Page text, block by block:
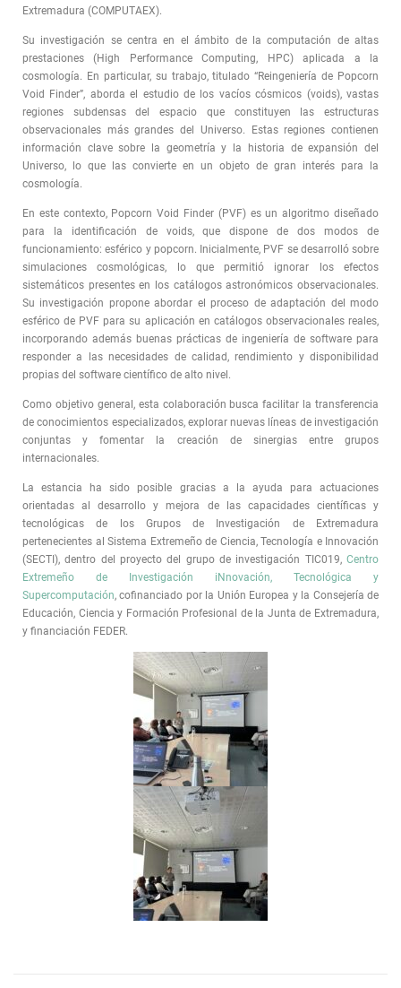
Extremadura (COMPUTAEX).
Su investigación se centra en el ámbito de la computación de altas
prestaciones (High Performance Computing, HPC) aplicada a la
cosmología. En particular, su trabajo, titulado “Reingeniería de Popcorn
Void Finder”, aborda el estudio de los vacíos cósmicos (voids), vastas
regiones subdensas del espacio que constituyen las estructuras
observacionales más grandes del Universo. Estas regiones contienen
información clave sobre la geometría y la historia de expansión del
Universo, lo que las convierte en un objeto de gran interés para la
cosmología.
En este contexto, Popcorn Void Finder (PVF) es un algoritmo diseñado
para la identificación de voids, que dispone de dos modos de
funcionamiento: esférico y popcorn. Inicialmente, PVF se desarrolló sobre
simulaciones cosmológicas, lo que permitió ignorar los efectos
sistemáticos presentes en los catálogos astronómicos observacionales.
Su investigación propone abordar el proceso de adaptación del modo
esférico de PVF para su aplicación en catálogos observacionales reales,
incorporando además buenas prácticas de ingeniería de software para
responder a las necesidades de calidad, rendimiento y disponibilidad
propias del software científico de alto nivel.
Como objetivo general, esta colaboración busca facilitar la transferencia
de conocimientos especializados, explorar nuevas líneas de investigación
conjuntas y fomentar la creación de sinergias entre grupos
internacionales.
La estancia ha sido posible gracias a la ayuda para actuaciones
orientadas al desarrollo y mejora de las capacidades científicas y
tecnológicas de los Grupos de Investigación de Extremadura
pertenecientes al Sistema Extremeño de Ciencia, Tecnología e Innovación
(SECTI), dentro del proyecto del grupo de investigación TIC019, Centro
Extremeño de Investigación iNnovación, Tecnológica y
Supercomputación, cofinanciado por la Unión Europea y la Consejería de
Educación, Ciencia y Formación Profesional de la Junta de Extremadura,
y financiación FEDER.